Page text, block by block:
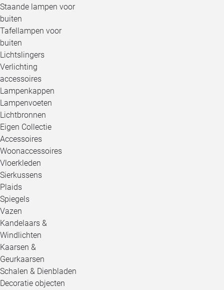
Staande lampen voor
buiten
Tafellampen voor
buiten
Lichtslingers
Verlichting
accessoires
Lampenkappen
Lampenvoeten
Lichtbronnen
Eigen Collectie
Accessoires
Woonaccessoires
Vloerkleden
Sierkussens
Plaids
Spiegels
Vazen
Kandelaars &
Windlichten
Kaarsen &
Geurkaarsen
Schalen & Dienbladen
Decoratie objecten